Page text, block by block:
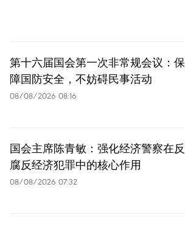
第十六届国会第一次非常规会议：保
障国防安全，不妨碍民事活动
08/08/2026 08:16
国会主席陈青敏：强化经济警察在反
腐反经济犯罪中的核心作用
08/08/2026 07:32